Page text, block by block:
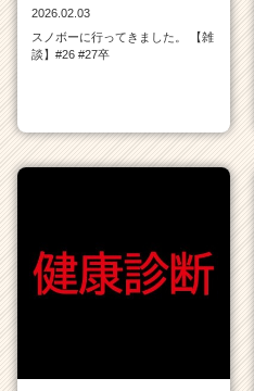
2026.02.03
スノボーに行ってきました。 【雑
談】#26 #27卒